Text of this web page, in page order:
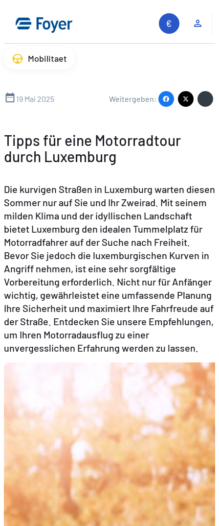
Inhalt
springen
Auf unserer
Mobilitaet
19 Mai 2025 Weitergeben:
Tipps für eine Motorradtour
durch Luxemburg
Die kurvigen Straßen in Luxemburg warten diesen
Sommer nur auf Sie und Ihr Zweirad. Mit seinem
milden Klima und der idyllischen Landschaft
bietet Luxemburg den idealen Tummelplatz für
Motorradfahrer auf der Suche nach Freiheit.
Bevor Sie jedoch die luxemburgischen Kurven in
Angriff nehmen, ist eine sehr sorgfältige
Vorbereitung erforderlich. Nicht nur für Anfänger
wichtig, gewährleistet eine umfassende Planung
Ihre Sicherheit und maximiert Ihre Fahrfreude auf
der Straße. Entdecken Sie unsere Empfehlungen,
um Ihren Motorradausflug zu einer
unvergesslichen Erfahrung werden zu lassen.